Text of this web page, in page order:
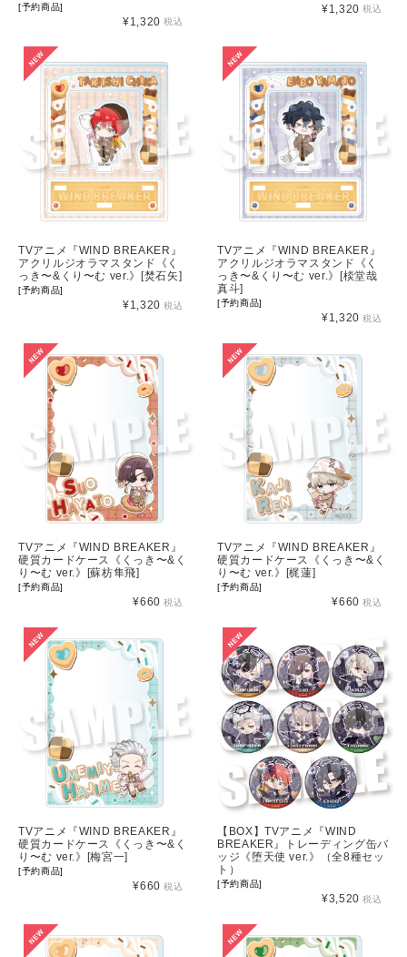
[予約商品]
¥1,320税込
¥1,320税込
TVアニメ『WIND BREAKER』
アクリルジオラマスタンド《く
っき〜&くり〜む ver.》[焚石矢]
[予約商品]
¥1,320税込
TVアニメ『WIND BREAKER』
アクリルジオラマスタンド《く
っき〜&くり〜む ver.》[棪堂哉
真斗]
[予約商品]
¥1,320税込
TVアニメ『WIND BREAKER』
硬質カードケース《くっき〜&く
り〜む ver.》[蘇枋隼飛]
[予約商品]
¥660税込
TVアニメ『WIND BREAKER』
硬質カードケース《くっき〜&く
り〜む ver.》[梶蓮]
[予約商品]
¥660税込
TVアニメ『WIND BREAKER』
硬質カードケース《くっき〜&く
り〜む ver.》[梅宮一]
[予約商品]
¥660税込
【BOX】TVアニメ『WIND
BREAKER』トレーディング缶バ
ッジ《堕天使 ver.》（全8種セッ
ト）
[予約商品]
¥3,520税込